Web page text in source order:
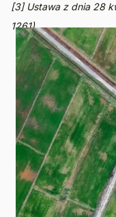
[3] Ustawa z dnia 28
1261).